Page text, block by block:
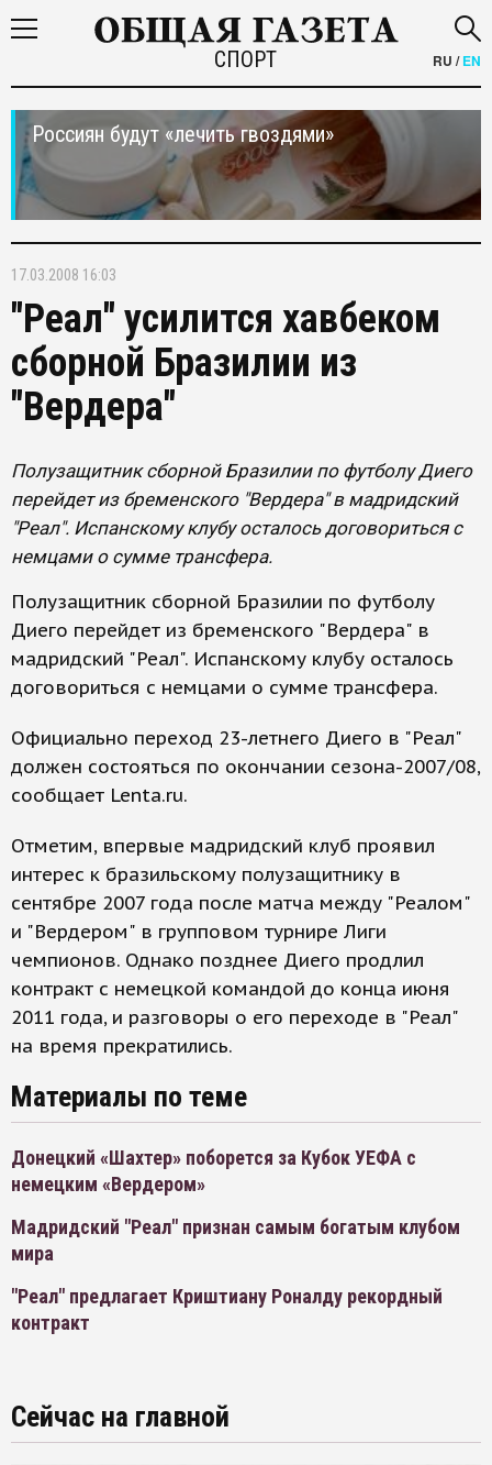
СПОРТ RU /EN
Россиян будут «лечить гвоздями»
17.03.2008 16:03
"Реал" усилится хавбеком
сборной Бразилии из
"Вердера"
Полузащитник сборной Бразилии по футболу Диего
перейдет из бременского "Вердера" в мадридский
"Реал". Испанскому клубу осталось договориться с
немцами о сумме трансфера.
Полузащитник сборной Бразилии по футболу
Диего перейдет из бременского "Вердера" в
мадридский "Реал". Испанскому клубу осталось
договориться с немцами о сумме трансфера.
Официально переход 23-летнего Диего в "Реал"
должен состояться по окончании сезона-2007/08,
сообщает Lenta.ru.
Отметим, впервые мадридский клуб проявил
интерес к бразильскому полузащитнику в
сентябре 2007 года после матча между "Реалом"
и "Вердером" в групповом турнире Лиги
чемпионов. Однако позднее Диего продлил
контракт с немецкой командой до конца июня
2011 года, и разговоры о его переходе в "Реал"
на время прекратились.
Материалы по теме
Донецкий «Шахтер» поборется за Кубок УЕФА с
немецким «Вердером»
Мадридский "Реал" признан самым богатым клубом
мира
"Реал" предлагает Криштиану Роналду рекордный
контракт
Сейчас на главной